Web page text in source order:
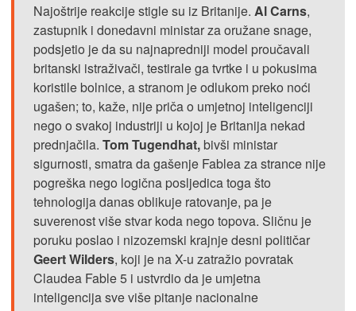
Najoštrije reakcije stigle su iz Britanije. Al Carns,
zastupnik i donedavni ministar za oružane snage,
podsjetio je da su najnapredniji model proučavali
britanski istraživači, testirale ga tvrtke i u pokusima
koristile bolnice, a stranom je odlukom preko noći
ugašen; to, kaže, nije priča o umjetnoj inteligenciji
nego o svakoj industriji u kojoj je Britanija nekad
prednjačila. Tom Tugendhat,bivši ministar
sigurnosti, smatra da gašenje Fablea za strance nije
pogreška nego logična posljedica toga što
tehnologija danas oblikuje ratovanje, pa je
suverenost više stvar koda nego topova. Sličnu je
poruku poslao i nizozemski krajnje desni političar
Geert Wilders, koji je na X-u zatražio povratak
Claudea Fable 5 i ustvrdio da je umjetna
inteligencija sve više pitanje nacionalne